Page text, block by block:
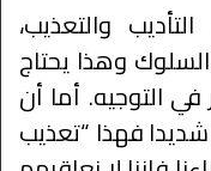
والتعذيب،
وهذا يحتاج
التوجيه. أما أن
فهذا “تعذيب